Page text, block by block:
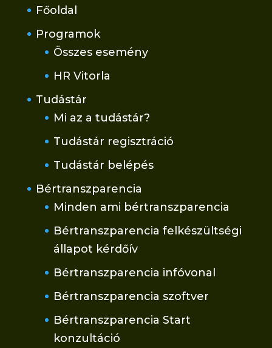
Főoldal
Programok
Összes esemény
HR Vitorla
Tudástár
Mi az a tudástár?
Tudástár regisztráció
Tudástár belépés
Bértranszparencia
Minden ami bértranszparencia
Bértranszparencia felkészültségi
állapot kérdőív
Bértranszparencia infóvonal
Bértranszparencia szoftver
Bértranszparencia Start
konzultáció